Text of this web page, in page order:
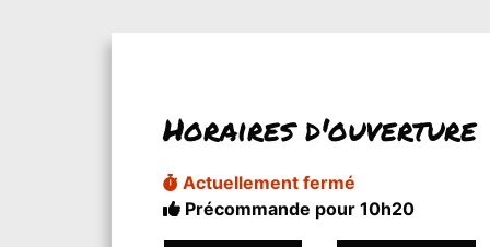
Horaires d'ouverture
Actuellement fermé
Précommande pour 10h20